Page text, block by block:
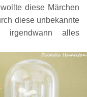
diese Märchen
diese unbekannte
irgendwann alles